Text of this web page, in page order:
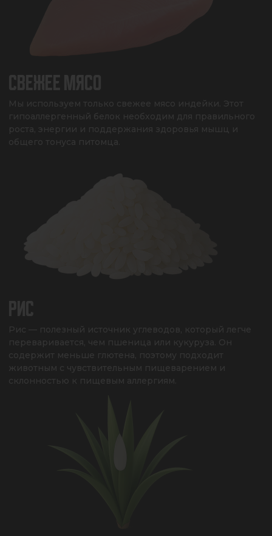
СВЕЖЕЕ МЯСО
Мы используем только свежее мясо индейки. Этот
гипоаллергенный белок необходим для правильного
роста, энергии и поддержания здоровья мышц и
общего тонуса питомца.
РИС
Рис — полезный источник углеводов, который легче
переваривается, чем пшеница или кукуруза. Он
содержит меньше глютена, поэтому подходит
животным с чувствительным пищеварением и
склонностью к пищевым аллергиям.